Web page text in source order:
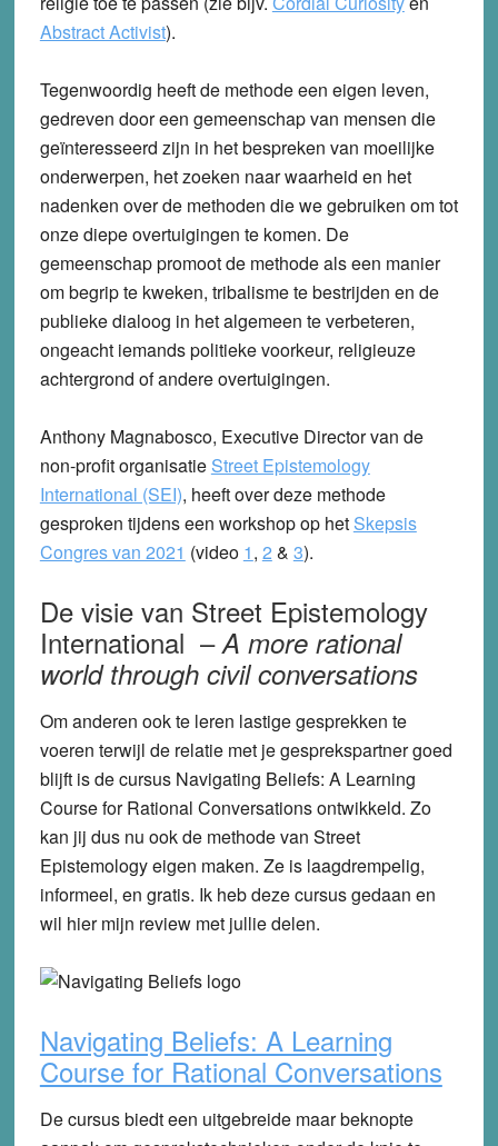
Abstract Activist).
Tegenwoordig heeft de methode een eigen leven,
gedreven door een gemeenschap van mensen die
geïnteresseerd zijn in het bespreken van moeilijke
onderwerpen, het zoeken naar waarheid en het
nadenken over de methoden die we gebruiken om tot
onze diepe overtuigingen te komen. De
gemeenschap promoot de methode als een manier
om begrip te kweken, tribalisme te bestrijden en de
publieke dialoog in het algemeen te verbeteren,
ongeacht iemands politieke voorkeur, religieuze
achtergrond of andere overtuigingen.
Anthony Magnabosco, Executive Director van de
non-profit organisatie Street Epistemology
International (SEI), heeft over deze methode
gesproken tijdens een workshop op het Skepsis
Congres van 2021 (video 1, 2 & 3).
De visie van Street Epistemology
International –A more rational
world through civil conversations
Om anderen ook te leren lastige gesprekken te
voeren terwijl de relatie met je gesprekspartner goed
blijft is de cursus Navigating Beliefs: A Learning
Course for Rational Conversationsontwikkeld. Zo
kan jij dus nu ook de methode van Street
Epistemology eigen maken. Ze is laagdrempelig,
informeel, en gratis. Ik heb deze cursus gedaan en
wil hier mijn review met jullie delen.
Navigating Beliefs: A Learning
Course for Rational Conversations
De cursus biedt een uitgebreide maar beknopte